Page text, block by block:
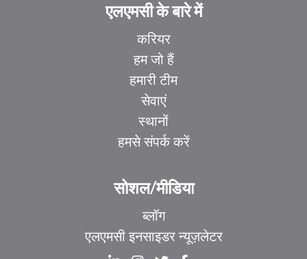
एलएमसी के बारे में
करियर
हम जो हैं
हमारी टीम
सेवाएं
स्थानों
हमसे संपर्क करें
सोशल/मीडिया
ब्लॉग
एलएमसी इनसाइडर न्यूज़लेटर